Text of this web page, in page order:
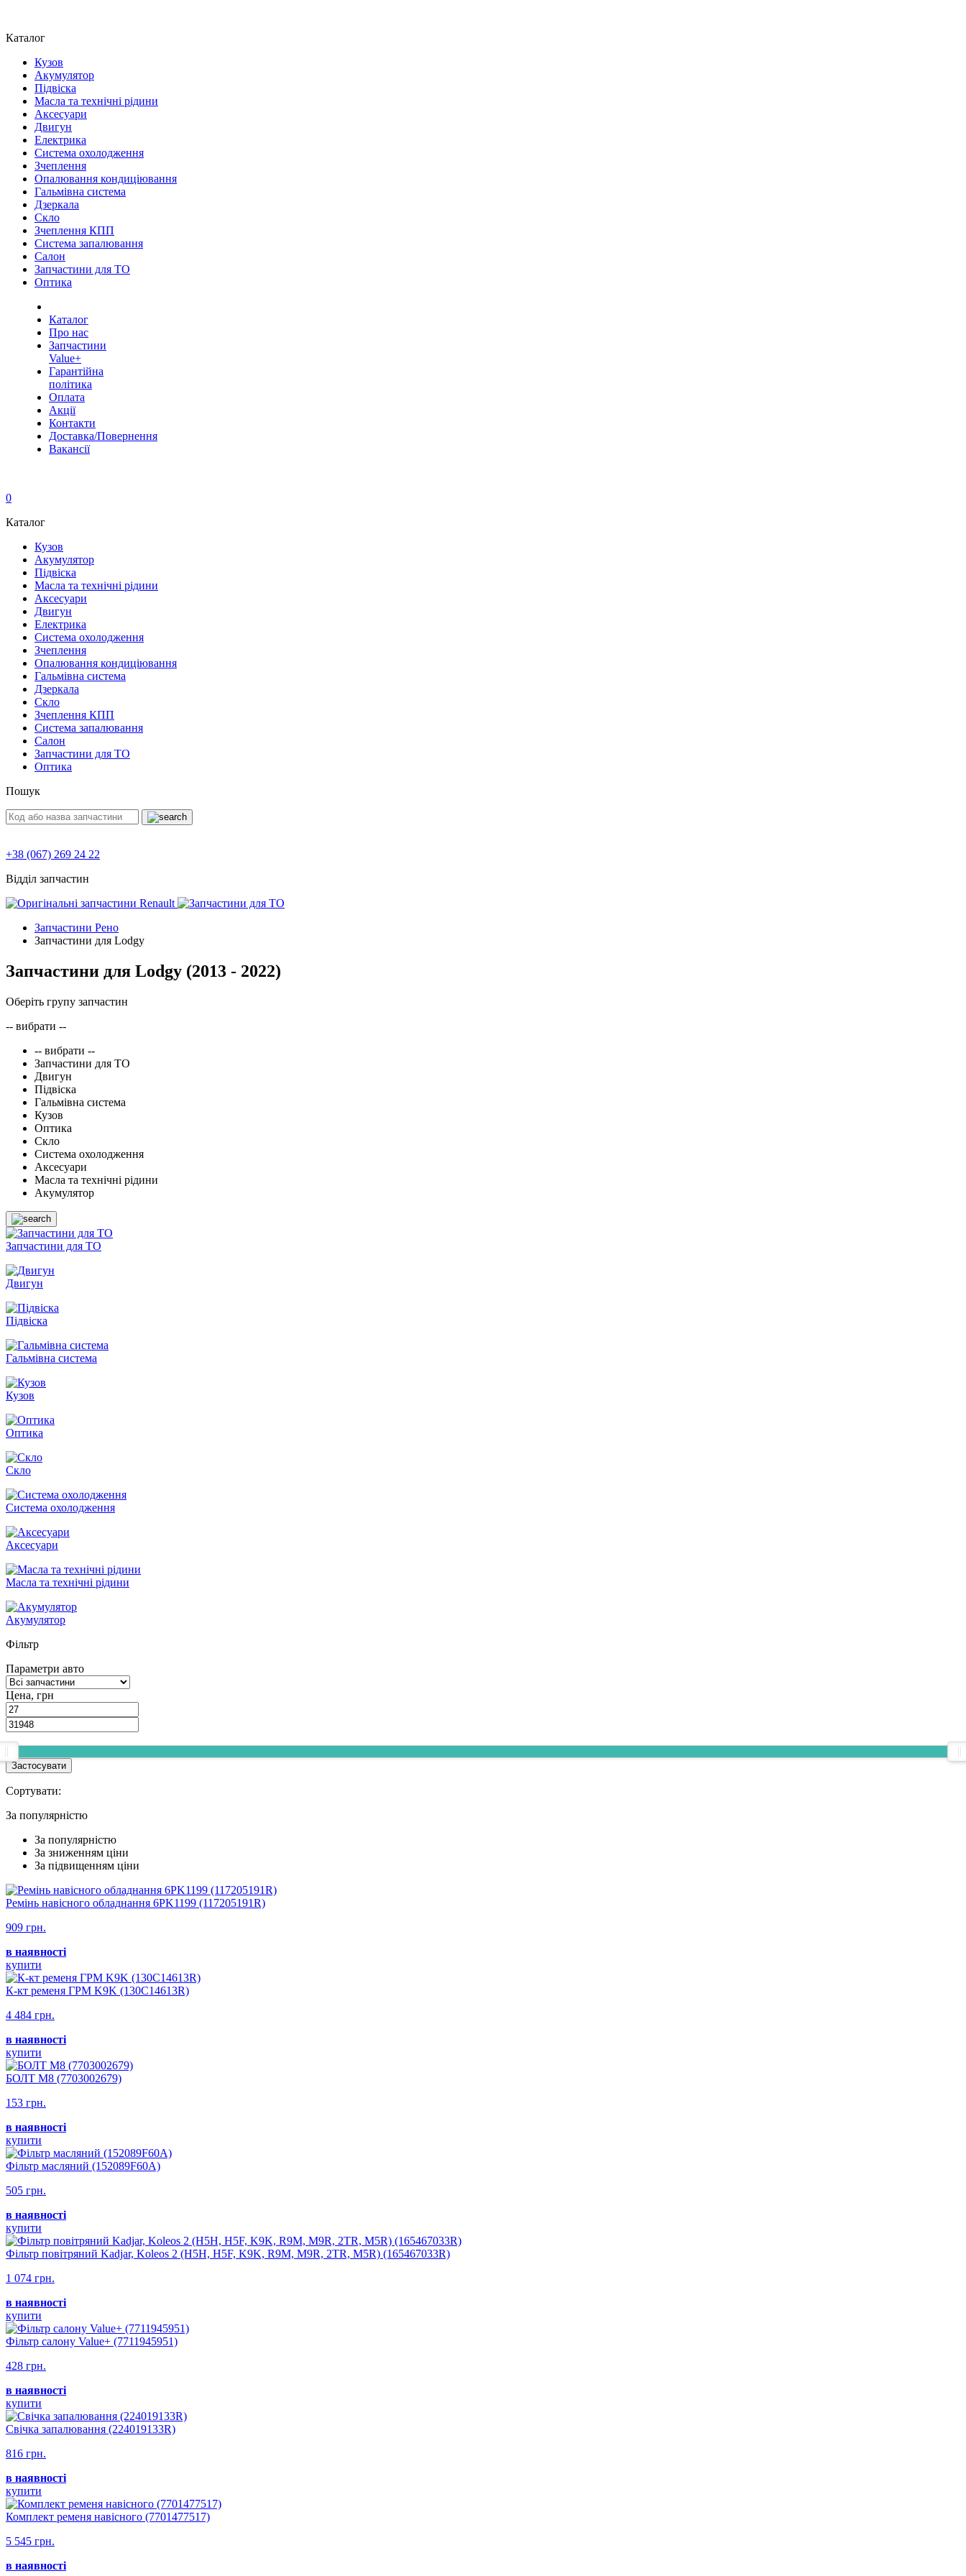
Каталог
Кузов
Акумулятор
Підвіска
Масла та технічні рідини
Аксесуари
Двигун
Електрика
Система охолодження
Зчеплення
Опалювання кондиціювання
Гальмівна система
Дзеркала
Скло
Зчеплення КПП
Система запалювання
Салон
Запчастини для ТО
Оптика
Каталог
Про нас
Запчастини
Value+
Гарантійна
політика
Оплата
Акції
Контакти
Доставка/Повернення
Вакансії
0
Каталог
Кузов
Акумулятор
Підвіска
Масла та технічні рідини
Аксесуари
Двигун
Електрика
Система охолодження
Зчеплення
Опалювання кондиціювання
Гальмівна система
Дзеркала
Скло
Зчеплення КПП
Система запалювання
Салон
Запчастини для ТО
Оптика
Пошук
+38 (067) 269 24 22
Відділ запчастин
Запчастини Рено
Запчастини для Lodgy
Запчастини для Lodgy (2013 - 2022)
Оберіть групу запчастин
-- вибрати --
-- вибрати --
Запчастини для ТО
Двигун
Підвіска
Гальмівна система
Кузов
Оптика
Скло
Система охолодження
Аксесуари
Масла та технічні рідини
Акумулятор
Запчастини для ТО
Двигун
Підвіска
Гальмівна система
Кузов
Оптика
Скло
Система охолодження
Аксесуари
Масла та технічні рідини
Акумулятор
Фільтр
Параметри авто
Цена, грн
Застосувати
Сортувати:
За популярнiстю
За популярнiстю
За зниженням ціни
За підвищенням ціни
Ремінь навісного обладнання 6PK1199 (117205191R)
909 грн.
в наявності
купити
К-кт ременя ГРМ K9K (130C14613R)
4 484 грн.
в наявності
купити
БОЛТ М8 (7703002679)
153 грн.
в наявності
купити
Фільтр масляний (152089F60A)
505 грн.
в наявності
купити
Фільтр повітряний Kadjar, Koleos 2 (H5H, H5F, K9K, R9M, M9R, 2TR, M5R) (165467033R)
1 074 грн.
в наявності
купити
Фільтр салону Value+ (7711945951)
428 грн.
в наявності
купити
Свічка запалювання (224019133R)
816 грн.
в наявності
купити
Комплект ременя навісного (7701477517)
5 545 грн.
в наявності